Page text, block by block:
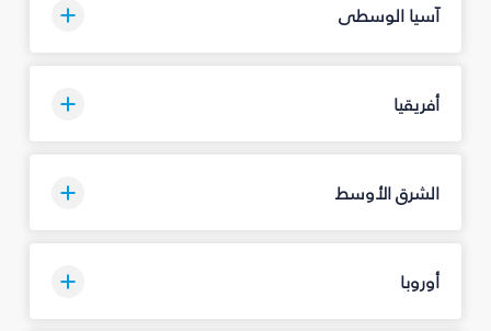
آسيا الوسطى
أفريقيا
الشرق الأوسط
أوروبا